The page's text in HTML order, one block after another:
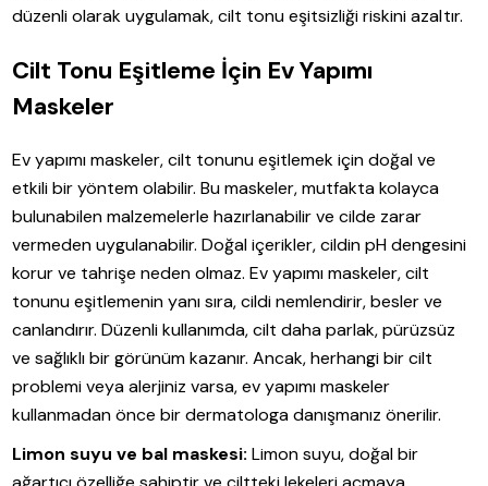
düzenli olarak uygulamak, cilt tonu eşitsizliği riskini azaltır.
Cilt Tonu Eşitleme İçin Ev Yapımı
Maskeler
Ev yapımı maskeler, cilt tonunu eşitlemek için doğal ve
etkili bir yöntem olabilir. Bu maskeler, mutfakta kolayca
bulunabilen malzemelerle hazırlanabilir ve cilde zarar
vermeden uygulanabilir. Doğal içerikler, cildin pH dengesini
korur ve tahrişe neden olmaz. Ev yapımı maskeler, cilt
tonunu eşitlemenin yanı sıra, cildi nemlendirir, besler ve
canlandırır. Düzenli kullanımda, cilt daha parlak, pürüzsüz
ve sağlıklı bir görünüm kazanır. Ancak, herhangi bir cilt
problemi veya alerjiniz varsa, ev yapımı maskeler
kullanmadan önce bir dermatologa danışmanız önerilir.
Limon suyu ve bal maskesi: Limon suyu, doğal bir